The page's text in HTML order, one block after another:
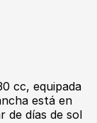
cc, equipada
está en
de días de sol